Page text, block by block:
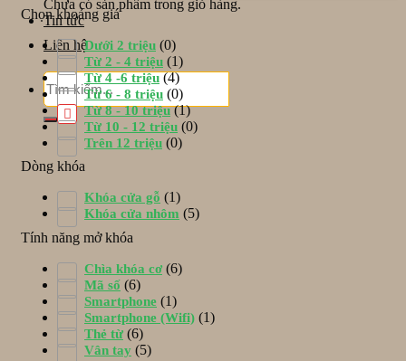
Chưa có sản phẩm trong giỏ hàng.
Tin tức
Liên hệ
Tìm
kiếm:
Chọn khoảng giá
Dưới 2 triệu (0)
Từ 2 - 4 triệu (1)
Từ 4 -6 triệu (4)
Từ 6 - 8 triệu (0)
Từ 8 - 10 triệu (1)
Từ 10 - 12 triệu (0)
Trên 12 triệu (0)
Dòng khóa
Khóa cửa gỗ (1)
Khóa cửa nhôm (5)
Tính năng mở khóa
Chìa khóa cơ (6)
Mã số (6)
Smartphone (1)
Smartphone (Wifi) (1)
Thẻ từ (6)
Vân tay (5)